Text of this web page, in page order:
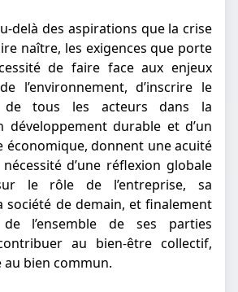
delà des aspirations que la crise
naître, les exigences que porte
de faire face aux enjeux
l’environnement, d’inscrire le
de tous les acteurs dans la
développement durable et d’un
économique, donnent une acuité
d’une réflexion globale
le rôle de l’entreprise, sa
de demain, et finalement
l’ensemble de ses parties
au bien-être collectif,
bien commun.